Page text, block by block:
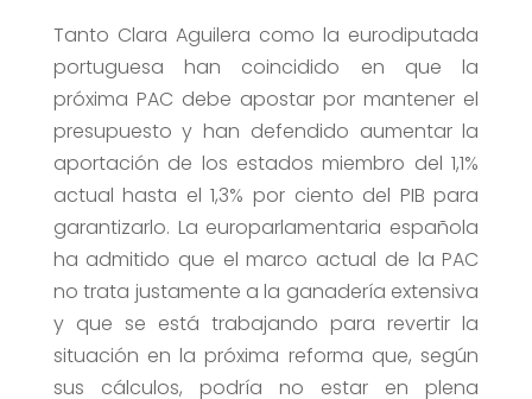
Tanto Clara Aguilera como la eurodiputada
portuguesa han coincidido en que la
próxima PAC debe apostar por mantener el
presupuesto y han defendido aumentar la
aportación de los estados miembro del 1,1%
actual hasta el 1,3% por ciento del PIB para
garantizarlo. La europarlamentaria española
ha admitido que el marco actual de la PAC
no trata justamente a la ganadería extensiva
y que se está trabajando para revertir la
situación en la próxima reforma que, según
sus cálculos, podría no estar en plena